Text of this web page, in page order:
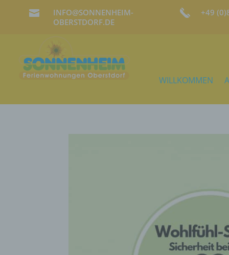

INFO@SONNENHEIM-
OBERSTDORF.DE
+49
WILLKOMMEN